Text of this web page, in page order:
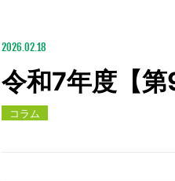
2026.02.18
令和7年度【
コラム